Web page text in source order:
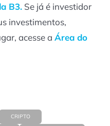
B3. Se já é investidor
investimentos,
acesse a Área do
CRIPTO